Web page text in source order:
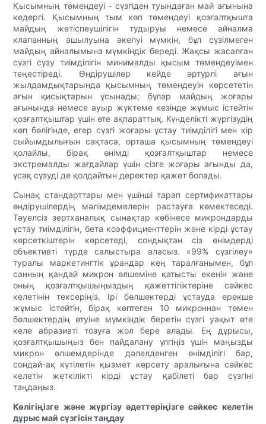
Қысымның төмендеуі - сүзгіден туындаған май ағынына
кедергі. Қысымның тым көп төмендеуі қозғалтқышта
майдың жетіспеушілігін тудыруы немесе айналма
клапанның ашылуына әкелуі мүмкін, бұл сүзілмеген
майдың айналымына мүмкіндік береді. Жақсы жасалған
сүзгі сүзу тиімділігін минималды қысым төмендеуімен
теңестіреді. Өндірушілер кейде әртүрлі ағын
жылдамдықтарында қысымның төмендеуін көрсететін
ағын қисықтарын ұсынады; бұлар майдың жоғары
ағынында немесе ауыр жүктеме кезінде жұмыс істейтін
қозғалтқыштар үшін өте ақпараттық. Күнделікті жүргізудің
көп бөлігінде, егер сүзгі жоғары ұстау тиімділігі мен кір
сыйымдылығын сақтаса, орташа қысымның төмендеуі
қолайлы, бірақ өнімді қозғалтқыштар немесе
экстремалды жағдайлар үшін сізге жоғары ағынды да,
ұсақ сүзуді де қолдайтын деректер қажет болады.
Сынақ стандарттары мен үшінші тарап сертификаттары
өндірушілердің мәлімдемелерін растауға көмектеседі.
Тәуелсіз зертханалық сынақтар көбінесе микрондарды
ұстау тиімділігін, бета коэффициенттерін және кірді ұстау
көрсеткіштерін көрсетеді, сондықтан сіз өнімдерді
объективті түрде салыстыра аласыз. «99% сүзгілеу»
туралы маркетингтік ұрандар кең таралғанымен, бұл
санның қандай микрон өлшеміне қатысты екенін және
оның қозғалтқышыңыздың қажеттіліктеріне сәйкес
келетінін тексеріңіз. Ірі бөлшектерді ұстауда ерекше
жұмыс істейтін, бірақ көптеген 10 микроннан төмен
бөлшектердің өтуіне мүмкіндік беретін сүзгі уақыт өте
келе абразивті тозуға жол бере алады. Ең дұрысы,
қозғалтқышыңыз бен пайдалану үлгіңіз үшін маңызды
микрон өлшемдерінде дәлелденген өнімділігі бар,
сондай-ақ күтілетін қызмет көрсету аралығына сәйкес
келетін жеткілікті кірді ұстау қабілеті бар сүзгіні
таңдаңыз.
Көлігіңізге және жүргізу әдеттеріңізге сәйкес келетін
дұрыс май сүзгісін таңдау